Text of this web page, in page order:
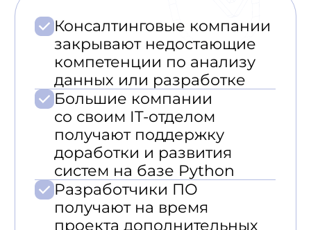
программирования без
предоплаты.
Вы оплачиваете услуги, только
если результат работы
специалиста вас устроил.
Новый разработчик
по требованию
сработаться, именно поэтому
мы готовы предоставить
разработчика на замену
в кратчайшие сроки по первому
требованию вне зависимости
от причины.